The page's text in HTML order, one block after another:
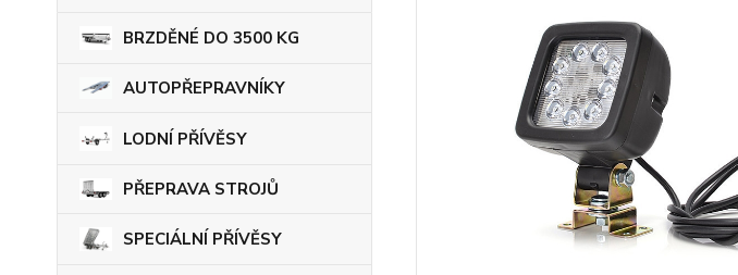
BRZDĚNÉ DO 3500 KG
AUTOPŘEPRAVNÍKY
LODNÍ PŘÍVĚSY
PŘEPRAVA STROJŮ
SPECIÁLNÍ PŘÍVĚSY